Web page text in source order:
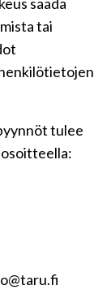
tai
tulee